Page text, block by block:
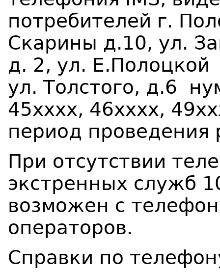
потребителей г.
Скарины д.10, ул.
д. 2, ул.
ул. Толстого, д.6
45хххх, 46хххх,
период проведения
При отсутствии
экстренных служб
возможен с
операторов.
Справки по